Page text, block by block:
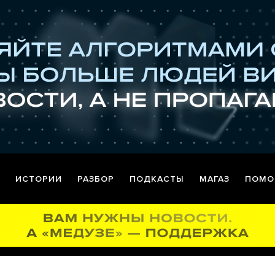
ИСТОРИИ РАЗБОР ПОДКАСТЫ МАГАЗ